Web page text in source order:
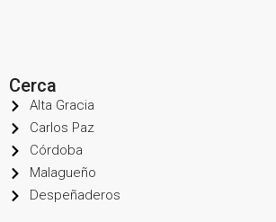
Cerca
Alta Gracia
Carlos Paz
Córdoba
Malagueño
Despeñaderos